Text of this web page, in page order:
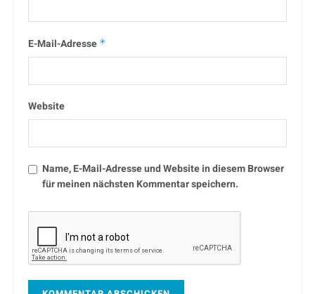
E-Mail-Adresse *
Website
Name, E-Mail-Adresse und Website in diesem Browser
für meinen nächsten Kommentar speichern.